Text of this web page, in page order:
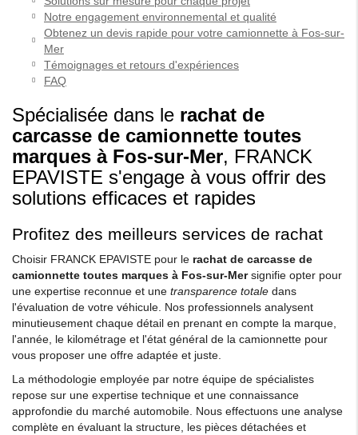
Notre engagement environnemental et qualité
Obtenez un devis rapide pour votre camionnette à Fos-sur-
Mer
Témoignages et retours d'expériences
FAQ
Spécialisée dans le rachat de
carcasse de camionnette toutes
marques à Fos-sur-Mer, FRANCK
EPAVISTE s'engage à vous offrir des
solutions efficaces et rapides
Profitez des meilleurs services de rachat
Choisir FRANCK EPAVISTE pour le rachat de carcasse de
camionnette toutes marques à Fos-sur-Mersignifie opter pour
une expertise reconnue et une transparence totale dans
l'évaluation de votre véhicule. Nos professionnels analysent
minutieusement chaque détail en prenant en compte la marque,
l'année, le kilométrage et l'état général de la camionnette pour
vous proposer une offre adaptée et juste.
La méthodologie employée par notre équipe de spécialistes
repose sur une expertise technique et une connaissance
approfondie du marché automobile. Nous effectuons une analyse
complète en évaluant la structure, les pièces détachées et